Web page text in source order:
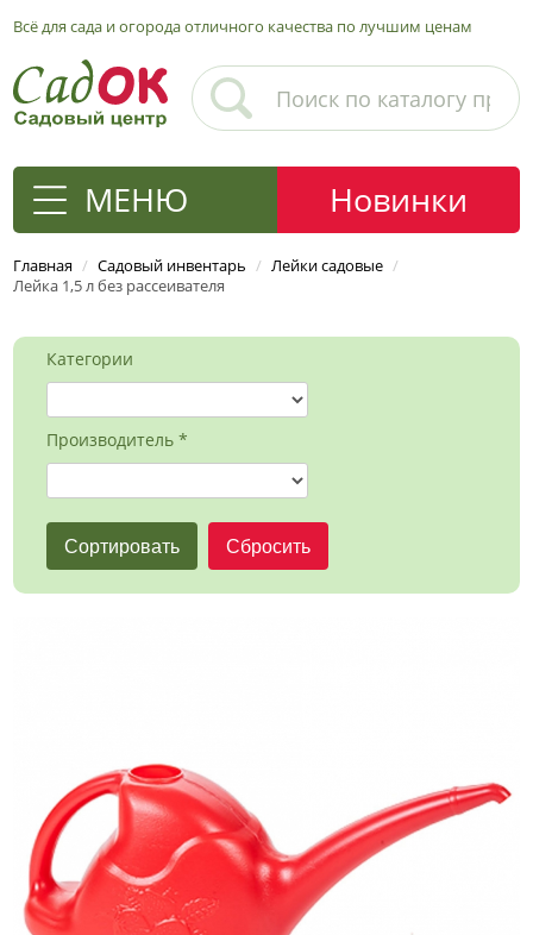
Всё для сада и огорода отличного качества по лучшим ценам
МЕНЮ Новинки
Главная / Садовый инвентарь / Лейки садовые /
Лейка 1,5 л без рассеивателя
Категории
Производитель *